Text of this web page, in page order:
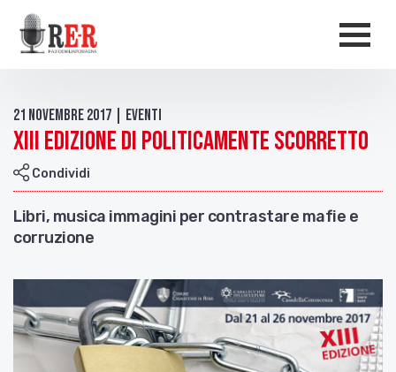
Salta al contenuto principale
21 Novembre 2017 | Eventi
XIII edizione di Politicamente scorretto
Condividi
Libri, musica immagini per contrastare mafie e
corruzione